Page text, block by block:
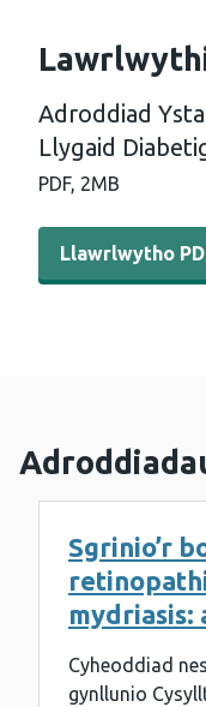
Adroddiad
Llygaid
PDF, 2MB
Llawrlwytho PDF
Llawrlwytho
Sgrinio’r
mydriasis:
Cyheoddiad
gynllunio